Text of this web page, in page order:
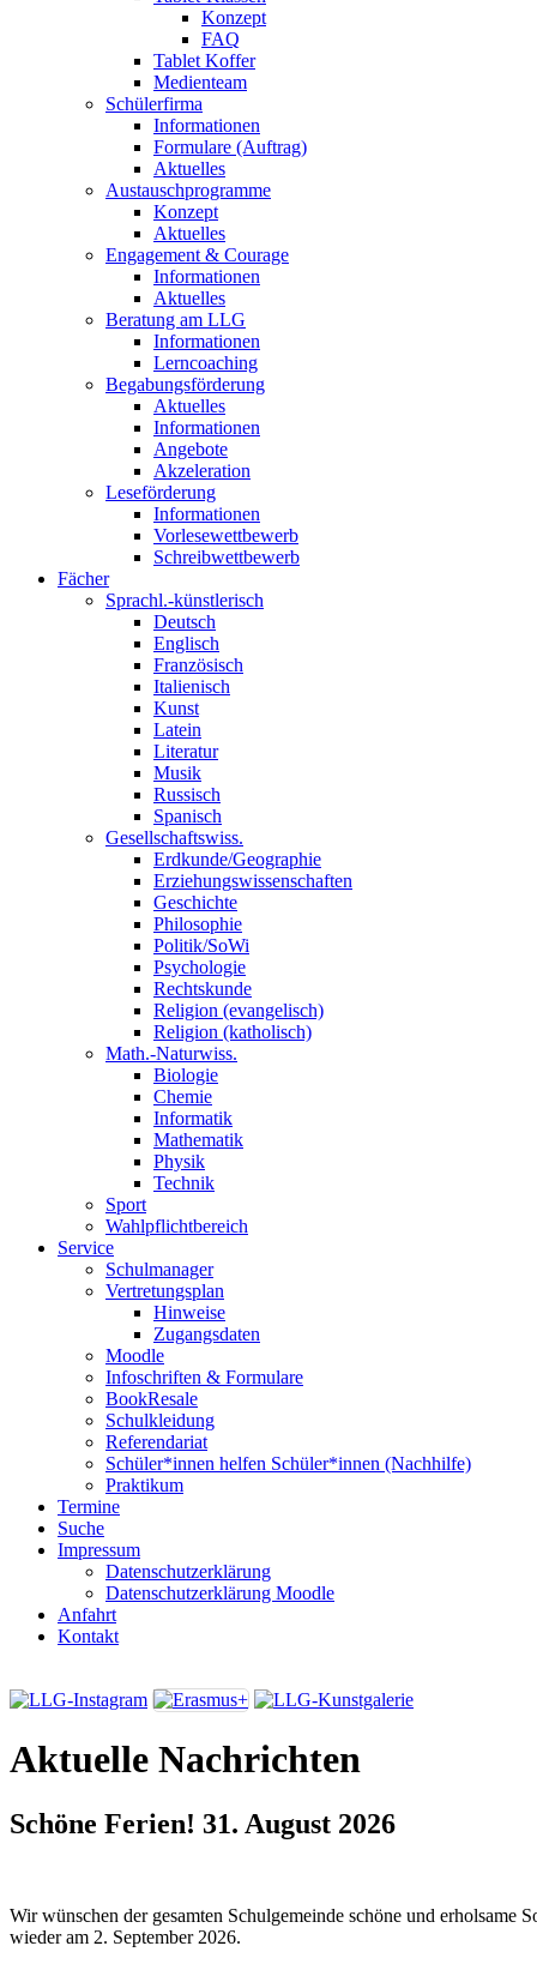
Konzept
FAQ
Tablet Koffer
Medienteam
Schülerfirma
Informationen
Formulare (Auftrag)
Aktuelles
Austauschprogramme
Konzept
Aktuelles
Engagement & Courage
Informationen
Aktuelles
Beratung am LLG
Informationen
Lerncoaching
Begabungsförderung
Aktuelles
Informationen
Angebote
Akzeleration
Leseförderung
Informationen
Vorlesewettbewerb
Schreibwettbewerb
Fächer
Sprachl.-künstlerisch
Deutsch
Englisch
Französisch
Italienisch
Kunst
Latein
Literatur
Musik
Russisch
Spanisch
Gesellschaftswiss.
Erdkunde/Geographie
Erziehungswissenschaften
Geschichte
Philosophie
Politik/SoWi
Psychologie
Rechtskunde
Religion (evangelisch)
Religion (katholisch)
Math.-Naturwiss.
Biologie
Chemie
Informatik
Mathematik
Physik
Technik
Sport
Wahlpflichtbereich
Service
Schulmanager
Vertretungsplan
Hinweise
Zugangsdaten
Moodle
Infoschriften & Formulare
BookResale
Schulkleidung
Referendariat
Schüler*innen helfen Schüler*innen (Nachhilfe)
Praktikum
Termine
Suche
Impressum
Datenschutzerklärung
Datenschutzerklärung Moodle
Anfahrt
Kontakt
Aktuelle Nachrichten
Schöne Ferien! 31. August 2026
Wir wünschen der gesamten Schulgemeinde schöne und erholsame
wieder am 2. September 2026.